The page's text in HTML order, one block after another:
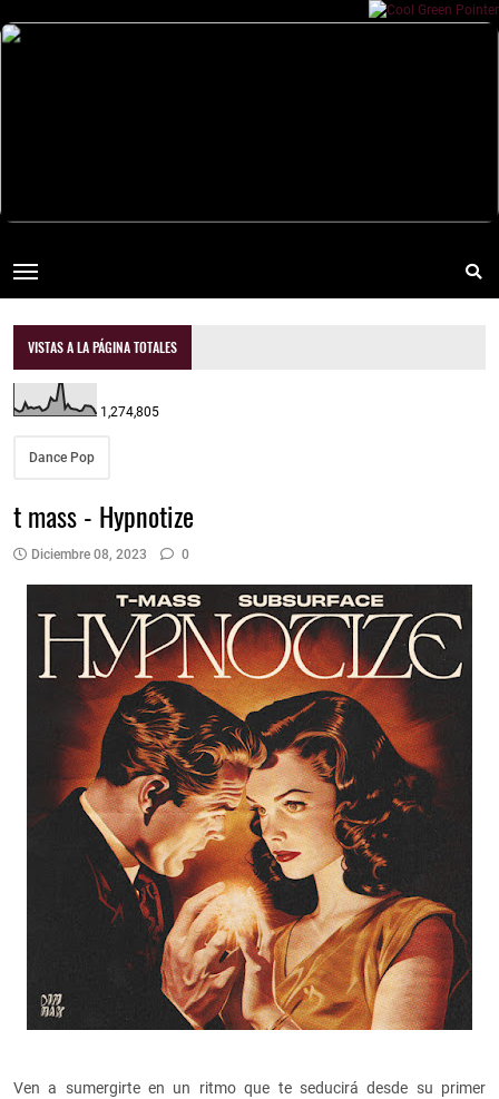
VISTAS A LA PÁGINA TOTALES
1,274,805
Dance Pop
t mass - Hypnotize
Diciembre 08, 2023 0
Ven a sumergirte en un ritmo que te seducirá desde su primer